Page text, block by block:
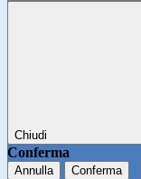
Chiudi
Conferma
Annulla Conferma